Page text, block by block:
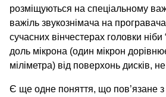
розміщуються на спеціальному
важіль звукознімача на
сучасних вінчестерах головки ніби
доль мікрона (один мікрон
міліметра) від поверхонь дисків,
Є ще одне поняття, що пов’язане з